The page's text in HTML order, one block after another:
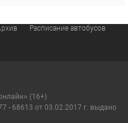
Расписание автобусов
(16+)
- 68613 от 03.02.2017 г. выдано